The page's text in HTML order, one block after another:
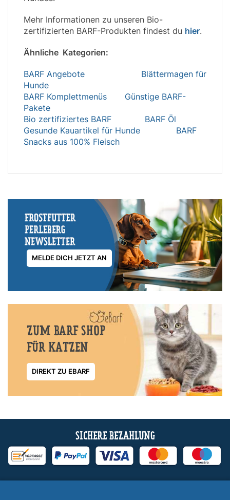
Mehr Informationen zu unseren Bio-
zertifizierten BARF-Produkten findest du hier.
Ähnliche Kategorien:
BARF Angebote
Blättermagen für
Hunde
BARF Komplettmenüs
Günstige BARF-
Pakete
Bio zertifiziertes BARF
BARF Öl
Gesunde Kauartikel für Hunde
BARF
Snacks aus 100% Fleisch
MELDE DICH JETZT AN
ZUM BARF SHOP
FÜR KATZEN
DIREKT ZU EBARF
SICHERE BEZAHLUNG